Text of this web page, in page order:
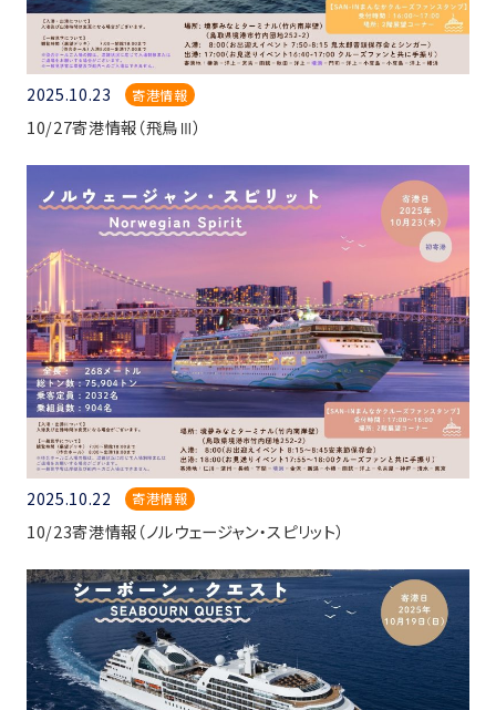
2025.10.23 寄港情報
10/27寄港情報（飛鳥Ⅲ）
2025.10.22 寄港情報
10/23寄港情報（ノルウェージャン・スピリット）